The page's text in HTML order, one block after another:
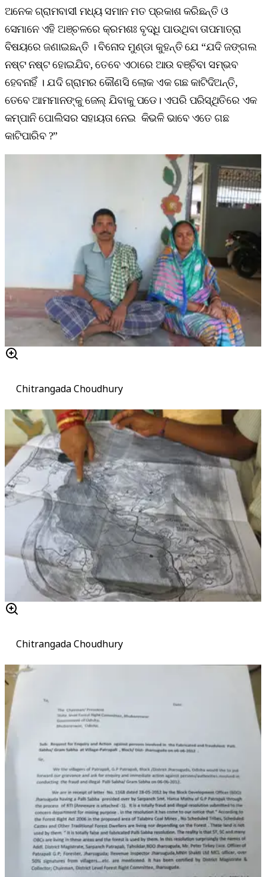
ଅନେକ ଗ୍ରାମବାସୀ ମଧ୍ୟ ସମାନ ମତ ପ୍ରକାଶ କରିଛନ୍ତି ଓ
ସେମାନେ ଏହି ଅଞ୍ଚଳରେ କ୍ରମଶଃ ବୃଦ୍ଧି ପାଉଥିବା ତାପମାତ୍ରା
ବିଷୟରେ ଜଣାଇଛନ୍ତି । ବିନୋଦ ମୁଣ୍ଡା କୁହନ୍ତି ଯେ “ଯଦି ଜଙ୍ଗଲ
ନଷ୍ଟ ନଷ୍ଟ ହୋଇଯିବ, ତେବେ ଏଠାରେ ଆଉ ବଞ୍ଚିବା ସମ୍ଭବ
ହେବନାହିଁ । ଯଦି ଗ୍ରାମର କୌଣସି ଲୋକ ଏକ ଗଛ କାଟିଦିଅନ୍ତି,
ତେବେ ଆମମାନଙ୍କୁ ଜେଲ୍‌ ଯିବାକୁ ପଡେ। ଏପରି ପରିସ୍ଥିତିରେ ଏକ
କମ୍ପାନି ପୋଲିସର ସହାୟତା ନେଇ କିଭଳି ଭାବେ ଏତେ ଗଛ
କାଟିପାରିବ ?”
Chitrangada Choudhury
Chitrangada Choudhury